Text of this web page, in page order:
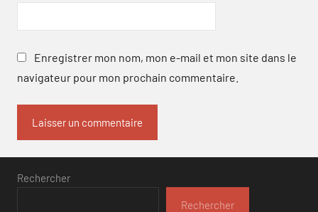
Enregistrer mon nom, mon e-mail et mon site dans le
navigateur pour mon prochain commentaire.
Rechercher
Rechercher